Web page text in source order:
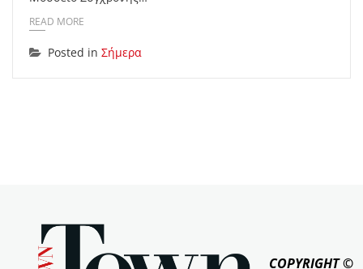
READ MORE
Posted in Σήμερα
COPYRIGHT ©